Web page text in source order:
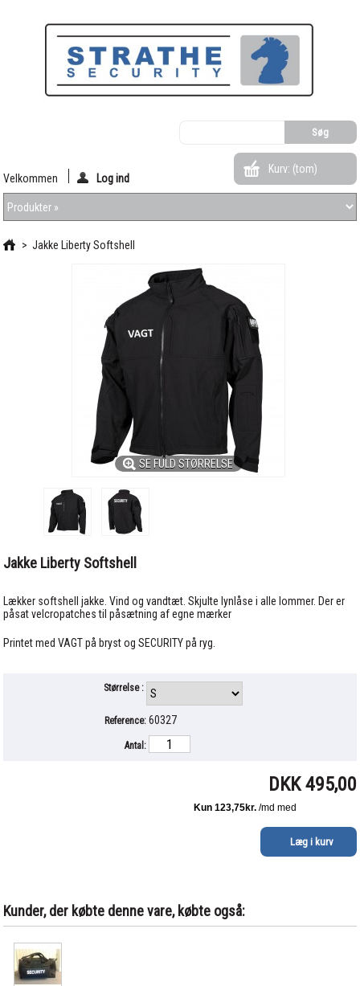
Kurv: (tom)
Velkommen Log ind
> Jakke Liberty Softshell
SE FULD STØRRELSE
Jakke Liberty Softshell
Lækker softshell jakke. Vind og vandtæt. Skjulte lynlåse i alle lommer. Der er
påsat velcropatches til påsætning af egne mærker
Printet med VAGT på bryst og SECURITY på ryg.
Størrelse :
Reference: 60327
Antal:
DKK 495,00
Kunder, der købte denne vare, købte også: